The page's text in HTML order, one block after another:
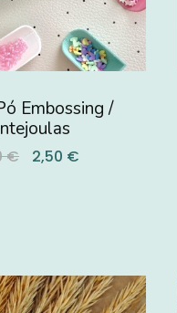
Embossing /
€ 2,50 €